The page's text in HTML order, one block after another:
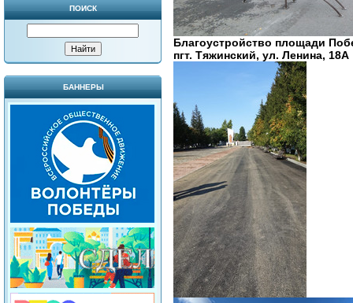
ПОИСК
БАННЕРЫ
Благоустройство площади
пгт. Тяжинский, ул. Ленина, 18А